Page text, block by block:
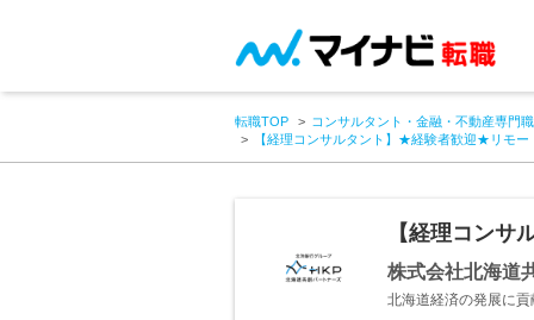
転職TOP
コンサルタント・金融・不動産専門
【経理コンサルタント】★経験者歓迎★リモ
【経理コン
株式会社北海道
北海道経済の発展に